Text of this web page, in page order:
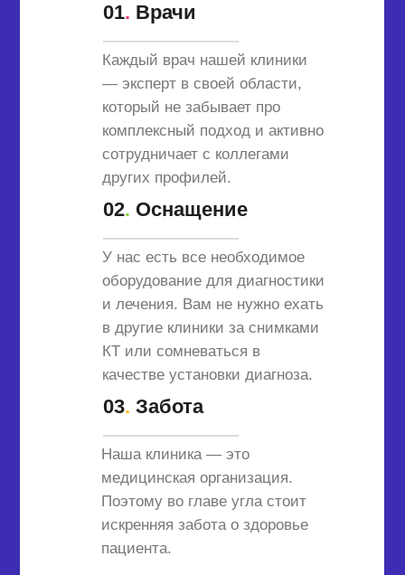
Каждый врач нашей клиники
— эксперт в своей области,
который не забывает про
комплексный подход и активно
сотрудничает с коллегами
других профилей.
У нас есть все необходимое
оборудование для диагностики
и лечения. Вам не нужно ехать
в другие клиники за снимками
КТ или сомневаться в
качестве установки диагноза.
Наша клиника — это
медицинская организация.
Поэтому во главе угла стоит
искренняя забота о здоровье
пациента.
01. Врачи
02. Оснащение
03. Забота